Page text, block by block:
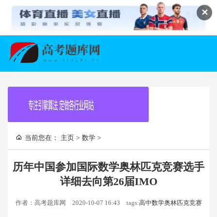
✕
当前您在： 主页 > 数学 >
历年中国参加国际数学奥林匹克竞赛选手
详细去向第26届IMO
作者：高考题库网 2020-10-07 16:43 tags:高中数学奥林匹克竞赛